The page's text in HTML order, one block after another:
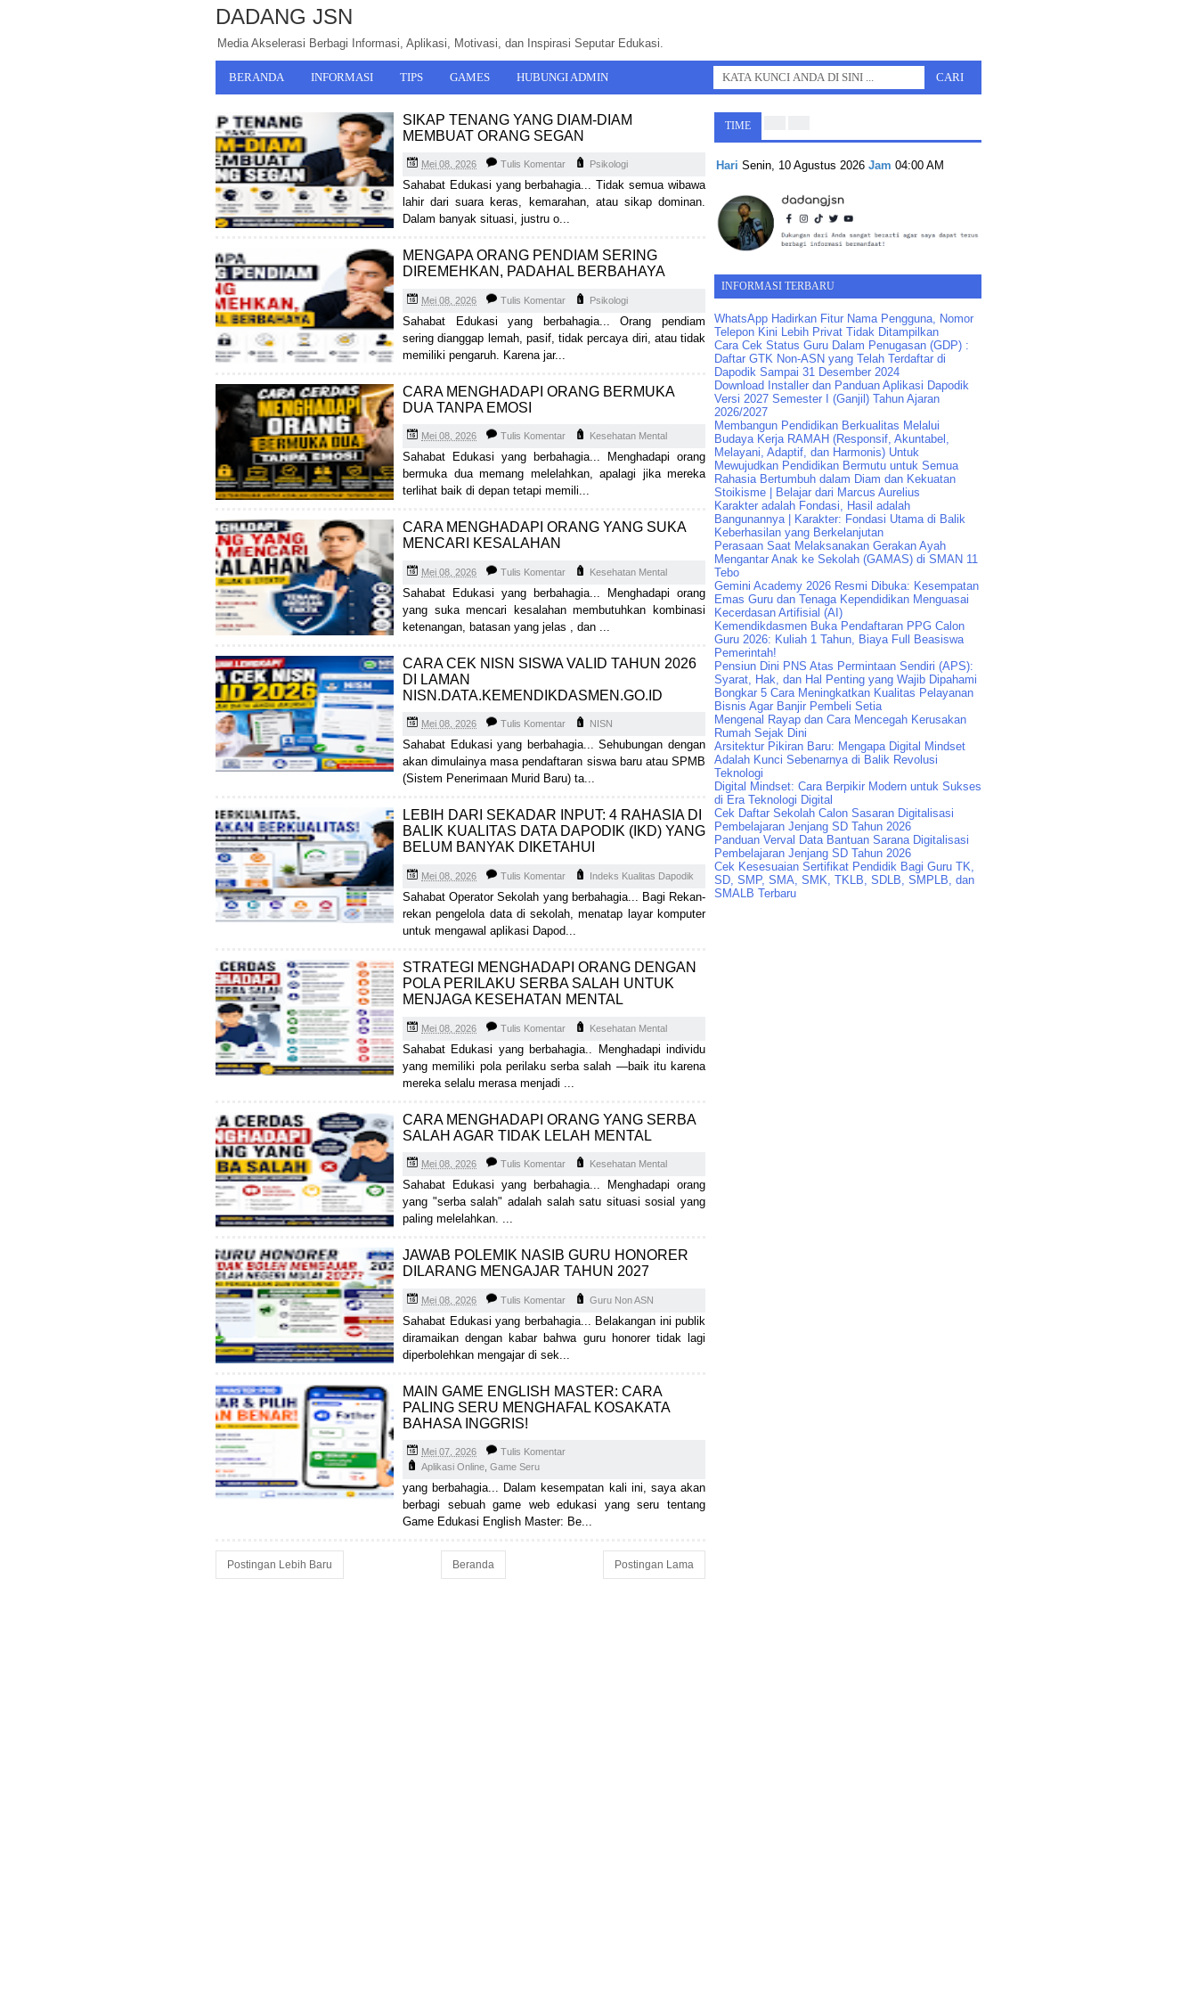
DADANG JSN
Media Akselerasi Berbagi Informasi, Aplikasi, Motivasi, dan Inspirasi Seputar Edukasi.
BERANDA INFORMASI TIPS GAMES HUBUNGI ADMIN
SIKAP TENANG YANG DIAM-DIAM
MEMBUAT ORANG SEGAN
Mei 08, 2026 Tulis Komentar Psikologi
Sahabat Edukasi yang berbahagia... Tidak semua wibawa
lahir dari suara keras, kemarahan, atau sikap dominan.
Dalam banyak situasi, justru o...
MENGAPA ORANG PENDIAM SERING
DIREMEHKAN, PADAHAL BERBAHAYA
Mei 08, 2026 Tulis Komentar Psikologi
Sahabat Edukasi yang berbahagia... Orang pendiam
sering dianggap lemah, pasif, tidak percaya diri, atau tidak
memiliki pengaruh. Karena jar...
CARA MENGHADAPI ORANG BERMUKA
DUA TANPA EMOSI
Mei 08, 2026 Tulis Komentar Kesehatan Mental
Sahabat Edukasi yang berbahagia... Menghadapi orang
bermuka dua memang melelahkan, apalagi jika mereka
terlihat baik di depan tetapi memili...
CARA MENGHADAPI ORANG YANG SUKA
MENCARI KESALAHAN
Mei 08, 2026 Tulis Komentar Kesehatan Mental
Sahabat Edukasi yang berbahagia... Menghadapi orang
yang suka mencari kesalahan membutuhkan kombinasi
ketenangan, batasan yang jelas , dan ...
CARA CEK NISN SISWA VALID TAHUN 2026
DI LAMAN
NISN.DATA.KEMENDIKDASMEN.GO.ID
Mei 08, 2026 Tulis Komentar NISN
Sahabat Edukasi yang berbahagia... Sehubungan dengan
akan dimulainya masa pendaftaran siswa baru atau SPMB
(Sistem Penerimaan Murid Baru) ta...
LEBIH DARI SEKADAR INPUT: 4 RAHASIA DI
BALIK KUALITAS DATA DAPODIK (IKD) YANG
BELUM BANYAK DIKETAHUI
Mei 08, 2026 Tulis Komentar Indeks Kualitas Dapodik
Sahabat Operator Sekolah yang berbahagia... Bagi Rekan-
rekan pengelola data di sekolah, menatap layar komputer
untuk mengawal aplikasi Dapod...
STRATEGI MENGHADAPI ORANG DENGAN
POLA PERILAKU SERBA SALAH UNTUK
MENJAGA KESEHATAN MENTAL
Mei 08, 2026 Tulis Komentar Kesehatan Mental
Sahabat Edukasi yang berbahagia.. Menghadapi individu
yang memiliki pola perilaku serba salah —baik itu karena
mereka selalu merasa menjadi ...
CARA MENGHADAPI ORANG YANG SERBA
SALAH AGAR TIDAK LELAH MENTAL
Mei 08, 2026 Tulis Komentar Kesehatan Mental
Sahabat Edukasi yang berbahagia... Menghadapi orang
yang "serba salah" adalah salah satu situasi sosial yang
paling melelahkan. ...
JAWAB POLEMIK NASIB GURU HONORER
DILARANG MENGAJAR TAHUN 2027
Mei 08, 2026 Tulis Komentar Guru Non ASN
Sahabat Edukasi yang berbahagia... Belakangan ini publik
diramaikan dengan kabar bahwa guru honorer tidak lagi
diperbolehkan mengajar di sek...
MAIN GAME ENGLISH MASTER: CARA
PALING SERU MENGHAFAL KOSAKATA
BAHASA INGGRIS!
Mei 07, 2026
Tulis Komentar
Aplikasi Online, Game Seru
yang berbahagia... Dalam kesempatan kali ini, saya akan
berbagi sebuah game web edukasi yang seru tentang
Game Edukasi English Master: Be...
Postingan Lebih Baru Postingan Lama
Beranda
TIME
Hari Senin, 10 Agustus 2026 Jam 04:00 AM
INFORMASI TERBARU
WhatsApp Hadirkan Fitur Nama Pengguna, Nomor
Telepon Kini Lebih Privat Tidak Ditampilkan
Cara Cek Status Guru Dalam Penugasan (GDP) :
Daftar GTK Non-ASN yang Telah Terdaftar di
Dapodik Sampai 31 Desember 2024
Download Installer dan Panduan Aplikasi Dapodik
Versi 2027 Semester I (Ganjil) Tahun Ajaran
2026/2027
Membangun Pendidikan Berkualitas Melalui
Budaya Kerja RAMAH (Responsif, Akuntabel,
Melayani, Adaptif, dan Harmonis) Untuk
Mewujudkan Pendidikan Bermutu untuk Semua
Rahasia Bertumbuh dalam Diam dan Kekuatan
Stoikisme | Belajar dari Marcus Aurelius
Karakter adalah Fondasi, Hasil adalah
Bangunannya | Karakter: Fondasi Utama di Balik
Keberhasilan yang Berkelanjutan
Perasaan Saat Melaksanakan Gerakan Ayah
Mengantar Anak ke Sekolah (GAMAS) di SMAN 11
Tebo
Gemini Academy 2026 Resmi Dibuka: Kesempatan
Emas Guru dan Tenaga Kependidikan Menguasai
Kecerdasan Artifisial (AI)
Kemendikdasmen Buka Pendaftaran PPG Calon
Guru 2026: Kuliah 1 Tahun, Biaya Full Beasiswa
Pemerintah!
Pensiun Dini PNS Atas Permintaan Sendiri (APS):
Syarat, Hak, dan Hal Penting yang Wajib Dipahami
Bongkar 5 Cara Meningkatkan Kualitas Pelayanan
Bisnis Agar Banjir Pembeli Setia
Mengenal Rayap dan Cara Mencegah Kerusakan
Rumah Sejak Dini
Arsitektur Pikiran Baru: Mengapa Digital Mindset
Adalah Kunci Sebenarnya di Balik Revolusi
Teknologi
Digital Mindset: Cara Berpikir Modern untuk Sukses
di Era Teknologi Digital
Cek Daftar Sekolah Calon Sasaran Digitalisasi
Pembelajaran Jenjang SD Tahun 2026
Panduan Verval Data Bantuan Sarana Digitalisasi
Pembelajaran Jenjang SD Tahun 2026
Cek Kesesuaian Sertifikat Pendidik Bagi Guru TK,
SD, SMP, SMA, SMK, TKLB, SDLB, SMPLB, dan
SMALB Terbaru